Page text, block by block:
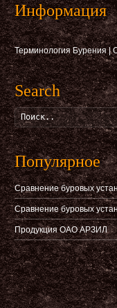
Информация
Терминология Бурения|
Search
Популярное
Сравнение буровых
Сравнение буровых
Продукция ОАО АРЗИЛ